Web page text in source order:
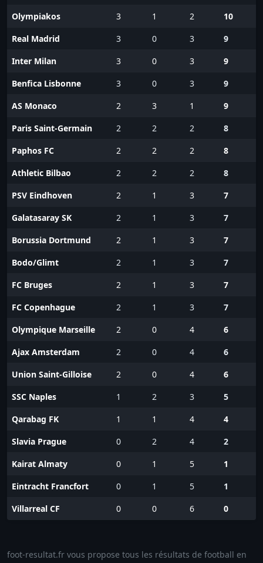
Olympiakos
3 1 2
10
Real Madrid
3 0 3
9
Inter Milan
3 0 3
9
Benfica Lisbonne
3 0 3
9
AS Monaco
2 3 1
9
Paris Saint-Germain
2 2 2
8
Paphos FC
2 2 2
8
Athletic Bilbao
2 2 2
8
PSV Eindhoven
2 1 3
7
Galatasaray SK
2 1 3
7
Borussia Dortmund
2 1 3
7
Bodo/Glimt
2 1 3
7
FC Bruges
2 1 3
7
FC Copenhague
2 1 3
7
Olympique Marseille
2 0 4
6
Ajax Amsterdam
2 0 4
6
Union Saint-Gilloise
2 0 4
6
SSC Naples
1 2 3
5
Qarabag FK
1 1 4
4
Slavia Prague
0 2 4
2
Kairat Almaty
0 1 5
1
Eintracht Francfort
0 1 5
1
Villarreal CF
0 0 6 0
foot-resultat.fr vous propose tous les résultats de football en